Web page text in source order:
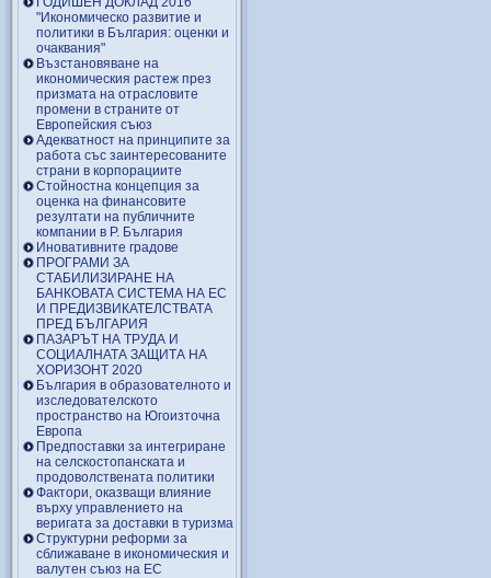
"Икономическо развитие и
политики в България: оценки и
очаквания"
Възстановяване на
икономическия растеж през
призмата на отрасловите
промени в страните от
Европейския съюз
Адекватност на принципите за
работа със заинтересованите
страни в корпорациите
Стойностна концепция за
оценка на финансовите
резултати на публичните
компании в Р. България
Иновативните градове
ПРОГРАМИ ЗА
СТАБИЛИЗИРАНЕ НА
БАНКОВАТА СИСТЕМА НА ЕС
И ПРЕДИЗВИКАТЕЛСТВАТА
ПРЕД БЪЛГАРИЯ
ПАЗАРЪТ НА ТРУДА И
СОЦИАЛНАТА ЗАЩИТА НА
ХОРИЗОНТ 2020
България в образователното и
изследователското
пространство на Югоизточна
Европа
Предпоставки за интегриране
на селскостопанската и
продоволствената политики
Фактори, оказващи влияние
върху управлението на
веригата за доставки в туризма
Структурни реформи за
сближаване в икономическия и
валутен съюз на ЕС